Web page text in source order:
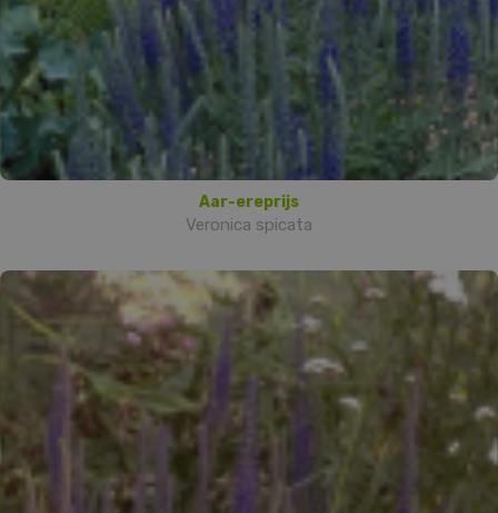
Aar-ereprijs
Veronica spicata